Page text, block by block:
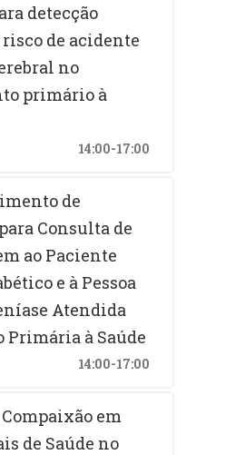
detecção
risco de acidente
no
primário à
14:00-17:00
de
Consulta de
ao Paciente
e à Pessoa
Atendida
Primária à Saúde
14:00-17:00
em
de Saúde no